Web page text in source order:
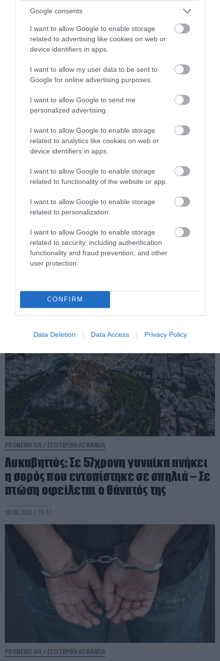
Google consents
I want to allow Google to enable storage
related to advertising like cookies on web or
device identifiers in apps.
I want to allow my user data to be sent to
Google for online advertising purposes.
I want to allow Google to send me
personalized advertising.
I want to allow Google to enable storage
related to analytics like cookies on web or
device identifiers in apps.
I want to allow Google to enable storage
related to functionality of the website or app.
I want to allow Google to enable storage
related to personalization.
I want to allow Google to enable storage
related to security, including authentication
functionality and fraud prevention, and other
user protection.
CONFIRM
Data Deletion Data Access Privacy Policy
PRONEWS.GR /ΕΣΩΤΕΡΙΚΗ ΑΣΦΑΛΕΙΑ
Τραγωδία στην Πάρο: 4χρονο παιδί
βρέθηκε νεκρό μέσα σε πισίνα beach
08.08.2026 | 19:17
PRONEWS.GR /ΕΣΩΤΕΡΙΚΗ ΑΣΦΑΛΕΙΑ
Νέα στοιχεία για τον 26χρονο Αφγανό –
«Είχε αλλάξει και δεν είχε πια το ίδιο
08.08.2026 | 16:39
PRONEWS.GR / ΕΣΩΤΕΡΙΚΗ ΑΣΦΑΛΕΙΑ
Λυκαβηττός: Σε 57χρονη γυναίκα ανήκει
η σορός που εντοπίστηκε σε σπηλιά – Σε
πτώση οφείλεται ο θάνατός της
08.08.2026 | 15:17
PRONEWS.GR / ΕΣΩΤΕΡΙΚΗ ΑΣΦΑΛΕΙΑ